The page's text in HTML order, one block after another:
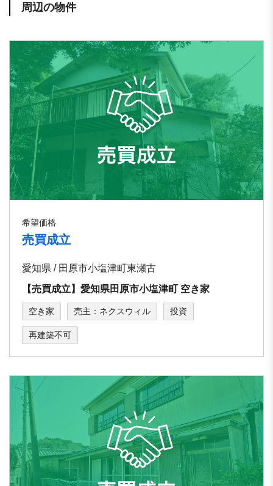
周辺の物件
希望価格
売買成立
愛知県 / 田原市小塩津町東瀬古
【売買成立】愛知県田原市小塩津町 空き家
空き家 売主：ネクスウィル 投資
再建築不可